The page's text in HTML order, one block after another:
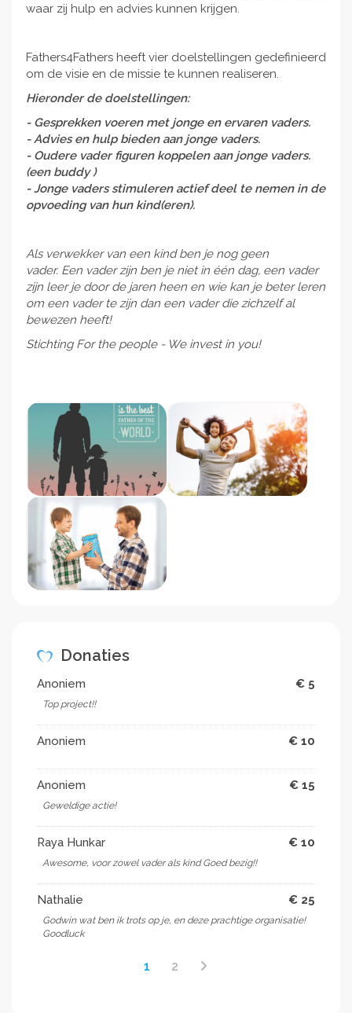
waar zij hulp en advies kunnen krijgen.
Fathers4Fathers heeft vier doelstellingen gedefinieerd
om de visie en de missie te kunnen realiseren.
Hieronder de doelstellingen:
- Gesprekken voeren met jonge en ervaren vaders.
- Advies en hulp bieden aan jonge vaders.
- Oudere vader figuren koppelen aan jonge vaders.
(een buddy )
- Jonge vaders stimuleren actief deel te nemen in de
opvoeding van hun kind(eren).
Als verwekker van een kind ben je nog geen
vader. Een vader zijn ben je niet in één dag, een vader
zijn leer je door de jaren heen en wie kan je beter leren
om een vader te zijn dan een vader die zichzelf al
bewezen heeft!
Stichting For the people - We invest in you!
Donaties
Anoniem € 5
Top project!!
Anoniem € 10
Anoniem € 15
Geweldige actie!
Raya Hunkar € 10
Awesome, voor zowel vader als kind Goed bezig!!
Nathalie € 25
Godwin wat ben ik trots op je, en deze prachtige organisatie!
Goodluck
1 2